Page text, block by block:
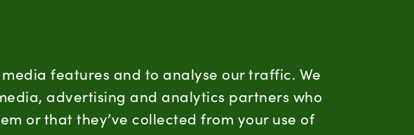
features and to analyse our traffic. We
advertising and analytics partners who
or that they’ve collected from your use of
Hold deg oppdatert
RSS